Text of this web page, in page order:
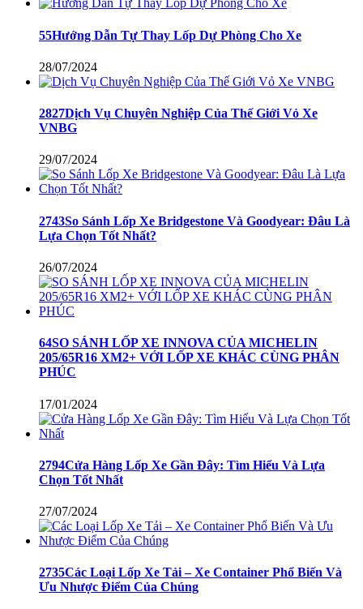
55Hướng Dẫn Tự Thay Lốp Dự Phòng Cho Xe
28/07/2024
2827Dịch Vụ Chuyên Nghiệp Của Thế Giới Vỏ Xe
VNBG
29/07/2024
2743So Sánh Lốp Xe Bridgestone Và Goodyear: Đâu Là
Lựa Chọn Tốt Nhất?
26/07/2024
64SO SÁNH LỐP XE INNOVA CỦA MICHELIN
205/65R16 XM2+ VỚI LỐP XE KHÁC CÙNG PHÂN
PHÚC
17/01/2024
2794Cửa Hàng Lốp Xe Gần Đây: Tìm Hiểu Và Lựa
Chọn Tốt Nhất
27/07/2024
2735Các Loại Lốp Xe Tải – Xe Container Phổ Biến Và
Ưu Nhược Điểm Của Chúng